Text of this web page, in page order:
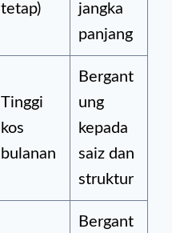
tetap)
jangka
panjang
Tinggi
kos
bulanan
Bergant
ung
kepada
saiz dan
struktur
Bergant